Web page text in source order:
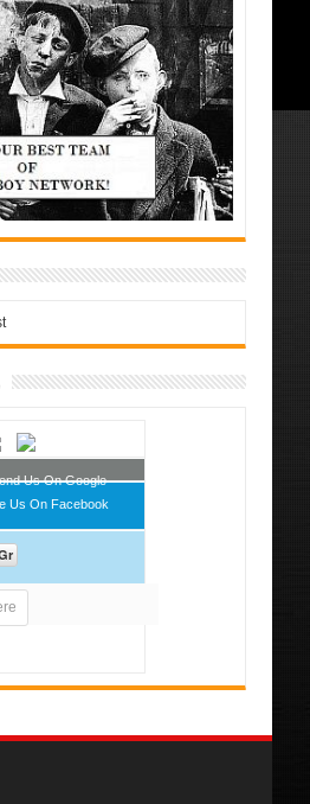
Us On Google
Us On Facebook